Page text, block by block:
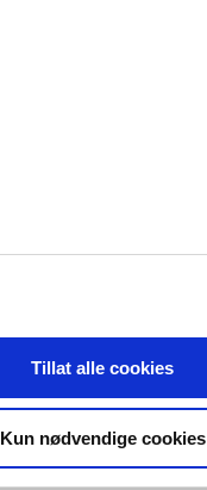
Tillat alle cookies
Kun nødvendige cookies